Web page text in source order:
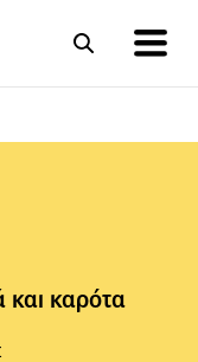
και καρότα